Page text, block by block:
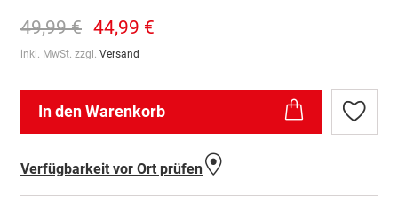
49,99 € 44,99 €
inkl. MwSt. zzgl. Versand
In den Warenkorb
Zur
Verfügbarkeit vor Ort prüfen